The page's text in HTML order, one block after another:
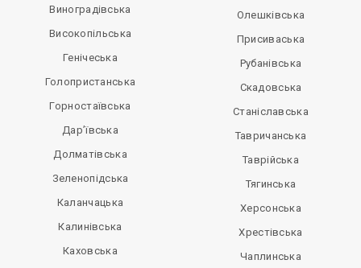
Виноградівська
Високопільська
Генічеська
Голопристанська
Горностаївська
Дар’ївська
Долматівська
Зеленопідська
Каланчацька
Калинівська
Каховська
Олешківська
Присиваська
Рубанівська
Скадовська
Станіславська
Тавричанська
Таврійська
Тягинська
Херсонська
Хрестівська
Чаплинська